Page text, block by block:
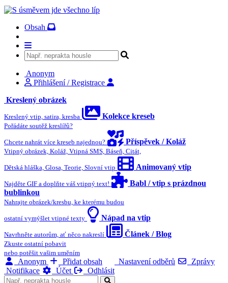
Obsah
Anonym
Přihlášení / Registrace
Kreslený obrázek
Kreslený vtip, satira, kresba Kolekce kreseb
Pořádáte soutěž kreslířů?
Chcete nahrát více kreseb najednou? Příspěvek / Koláž
Vtipný obrázek, Koláž, Vtipná SMS, Báseň, Citát,
Dětská hláška, Glosa, Teorie, Slovní vtip Animovaný vtip
Najděte GIF a doplňte váš vtipný text!
Babl / vtip s prázdnou
bublinkou
Nahrajte obrázek/kresbu, ke kterému budou
ostatní vymýšlet vtipné texty Nápad na vtip
Navrhněte autorům, ať něco nakreslí Článek / Blog
Zkuste ostatní pobavit
nebo potěšit vašim uměním
Anonym Přidat obsah Nastavení odběrů
Zprávy
Notifikace
Účet Odhlásit